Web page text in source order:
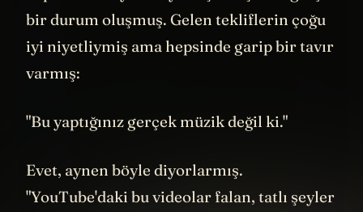
Arkadaşı Sam çalışan tek
mühendisleriymiş o dönem. Resmen
yatakta kodlama yapıyormuş. Bir saat
sonra yine uyanıp devam ediyormuş. Üç yıl
etmişler.